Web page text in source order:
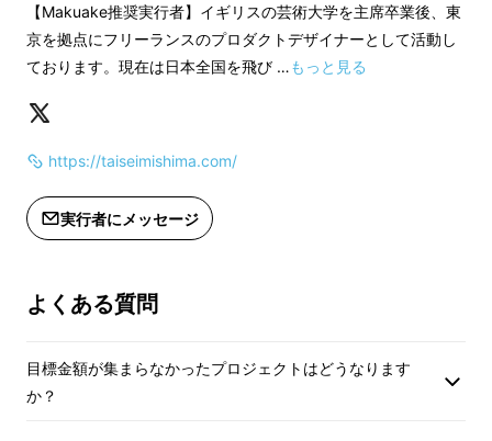
つまり、足の大きさや形に靴ベラを合わせるこ
とで、
サッと快適に靴を履けます。さらに携帯
【Makuake推奨実行者】イギリスの芸術大学を主席卒業後、東
京を拠点にフリーランスのプロダクトデザイナーとして活動し
ております。現在は日本全国を飛び …もっと見る
https://taiseimishima.com/
実行者にメッセージ
よくある質問
目標金額が集まらなかったプロジェクトはどうなります
か？